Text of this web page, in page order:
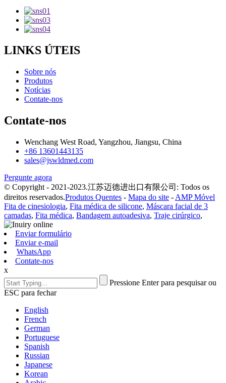
LINKS ÚTEIS
Sobre nós
Produtos
Notícias
Contate-nos
Contate-nos
Wenchang West Road, Yangzhou, Jiangsu, China
+86 13601443135
sales@jswldmed.com
Pergunte agora
© Copyright - 2021-2023.江苏迈德进出口有限公司: Todos os
direitos reservados.Produtos Quentes - Mapa do site - AMP Móvel
Fita de cinesiologia, Fita médica de silicone, Máscara facial de 3
camadas, Fita médica, Bandagem autoadesiva, Traje cirúrgico,
Enviar formulário
Enviar e-mail
WhatsApp
Contate-nos
x
Pressione Enter para pesquisar ou
ESC para fechar
English
French
German
Portuguese
Spanish
Russian
Japanese
Korean